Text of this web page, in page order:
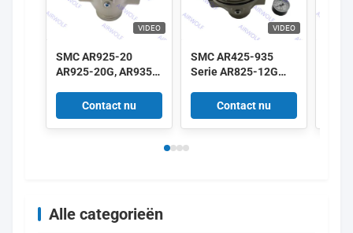
VIDEO
SMC AR925-20
AR925-20G, AR935-
AR425-935 serie
Pilot Operated
Regulator 2"
Contact nu
VIDEO
SMC AR425-935
Serie AR825-12G
12G AR835-14G
Pilotgestuurde
Regelaar 1"1/4 1"1/2
Contact nu
Alle categorieën